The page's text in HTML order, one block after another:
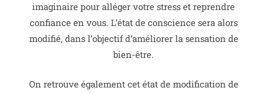
imaginaire pour alléger votre stress et reprendre
confiance en vous. L’état de conscience sera alors
modifié, dans l’objectif d’améliorer la sensation de
bien-être.
On retrouve également cet état de modification de